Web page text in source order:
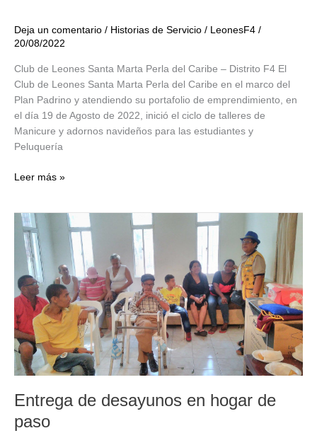
Deja un comentario / Historias de Servicio / LeonesF4 /
20/08/2022
Club de Leones Santa Marta Perla del Caribe – Distrito F4 El
Club de Leones Santa Marta Perla del Caribe en el marco del
Plan Padrino y atendiendo su portafolio de emprendimiento, en
el día 19 de Agosto de 2022, inició el ciclo de talleres de
Manicure y adornos navideños para las estudiantes y
Peluquería
Talleres
adornos
navideños
Leer más »
Entrega de desayunos en hogar de
paso